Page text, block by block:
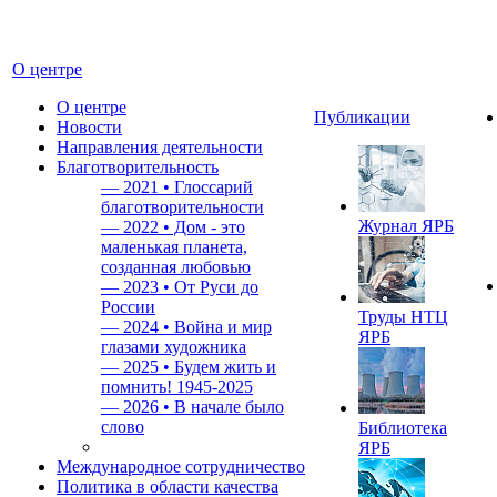
О центре
О центре
Новости
Направления деятельности
Благотворительность
— 2021 • Глоссарий
благотворительности
— 2022 • Дом - это
маленькая планета,
созданная любовью
— 2023 • От Руси до
России
— 2024 • Война и мир
глазами художника
— 2025 • Будем жить и
помнить! 1945-2025
— 2026 • В начале было
слово
Международное сотрудничество
Политика в области качества
Публикации
Журнал ЯРБ
Труды НТЦ
ЯРБ
Библиотека
ЯРБ